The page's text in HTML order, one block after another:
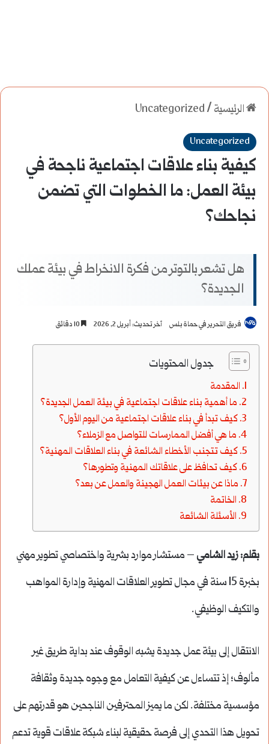
الرئيسية /
Uncategorized
Uncategorized
كيفية بناء علاقات اجتماعية ناجحة في
بيئة العمل: ما الخطوات التي تضمن
نجاحك؟
هل تشعر بالتوتر من فكرة الانخراط في بيئة عملك
الجديدة؟
فريق التحرير في حماة بلس آخر تحديث: أبريل 2, 2026
جدول المحتويات
المقدمة
ما أهمية بناء علاقات اجتماعية في بيئة العمل الجديدة؟
كيف تبدأ في بناء علاقات اجتماعية من اليوم الأول؟
ما هي أفضل الممارسات للتواصل مع الزملاء؟
كيف تتجنب الأخطاء الشائعة في بناء العلاقات المهنية؟
كيف تحافظ على علاقاتك المهنية وتطورها؟
ماذا عن بيئات العمل الهجينة والعمل عن بعد؟
الخاتمة
الأسئلة الشائعة
بقلم: زيد الشامي – مستشار موارد بشرية واختصاصي تطوير مهني
بخبرة 15 سنة في مجال تطوير العلاقات المهنية وإدارة المواهب
والتكيف الوظيفي.
الانتقال إلى بيئة عمل جديدة يشبه الوقوف عند بداية طريق غير
مألوف؛ إذ تتساءل عن كيفية التعامل مع وجوه جديدة وثقافة
مؤسسية مختلفة. لكن ما يميز المحترفين الناجحين هو قدرتهم على
تحويل هذا التحدي إلى فرصة حقيقية لبناء شبكة علاقات قوية تدعم